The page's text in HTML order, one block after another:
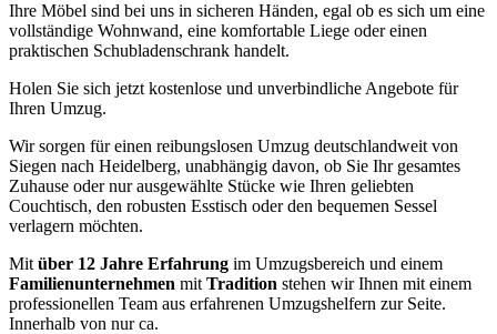
Ihre Möbel sind bei uns in sicheren Händen, egal ob es sich um eine
vollständige Wohnwand, eine komfortable Liege oder einen
praktischen Schubladenschrank handelt.
Holen Sie sich jetzt kostenlose und unverbindliche Angebote für
Ihren Umzug.
Wir sorgen für einen reibungslosen Umzug deutschlandweit von
Siegen nach Heidelberg, unabhängig davon, ob Sie Ihr gesamtes
Zuhause oder nur ausgewählte Stücke wie Ihren geliebten
Couchtisch, den robusten Esstisch oder den bequemen Sessel
verlagern möchten.
Mit über 12 Jahre Erfahrung im Umzugsbereich und einem
Familienunternehmen mit Tradition stehen wir Ihnen mit einem
professionellen Team aus erfahrenen Umzugshelfern zur Seite.
Innerhalb von nur ca.